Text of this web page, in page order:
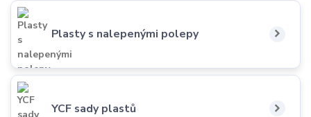
Plasty s nalepenými polepy
YCF sady plastů